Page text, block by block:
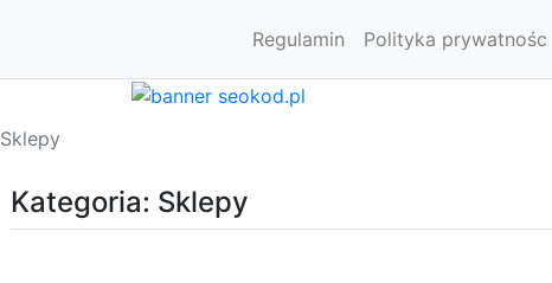
Regulamin Polityka prywatnośc
Sklepy
Kategoria: Sklepy